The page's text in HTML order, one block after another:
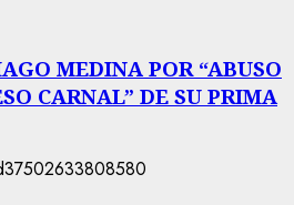
MEDINA POR “ABUSO
CARNAL” DE SU PRIMA